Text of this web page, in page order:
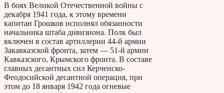
В боях Великой Отечественной войны с
декабря 1941 года, к этому времени
капитан Грошков исполнял обязанности
начальника штаба дивизиона. Полк был
включен в состав артиллерии 44-й армии
Закавказской фронта, затем — 51-й армии
Кавказского, Крымского фронта. В составе
главных десантных сил Керченско-
Феодосийской десантной операция, при
этом до 18 января 1942 года огневые